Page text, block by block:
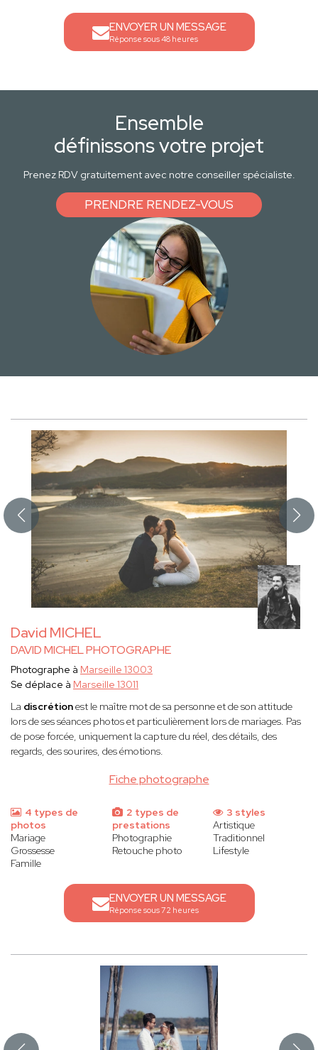
ENVOYER UN MESSAGE
Réponse sous 48 heures
Ensemble
définissons votre projet
Prenez RDV gratuitement avec notre conseiller spécialiste.
PRENDRE RENDEZ-VOUS
David MICHEL
DAVID MICHEL PHOTOGRAPHE
Fiche photographe
Photographe à Marseille 13003
Se déplace à Marseille 13011
La discrétionest le maître mot de sa personne et de son attitude
lors de ses séances photos et particulièrement lors de mariages. Pas
de pose forcée, uniquement la capture du réel, des détails, des
regards, des sourires, des émotions.
4 types de
photos
Mariage
Grossesse
Famille
2 types de
prestations
Photographie
Retouche photo
3 styles
Artistique
Traditionnel
Lifestyle
ENVOYER UN MESSAGE
Réponse sous 72 heures